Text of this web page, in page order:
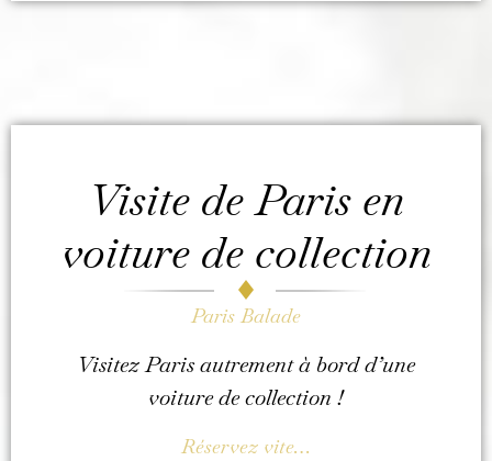
Visite de Paris en
voiture de collection
Paris Balade
Visitez Paris autrement à bord d’une
voiture de collection !
Réservez vite…